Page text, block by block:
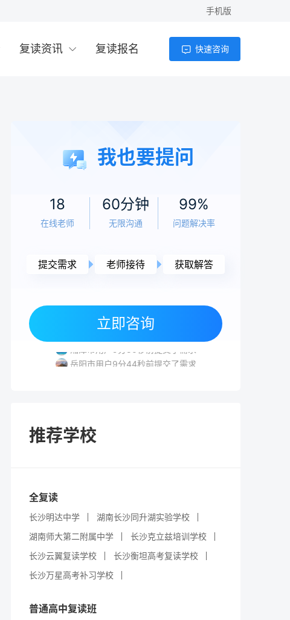
手机版
复读资讯 复读报名 快速咨询
我也要提问
18
在线老师
60分钟
无限沟通
99%
问题解决率
提交需求 老师接待 获取解答
立即咨询
株洲市用户2分53秒前提交了需求
湘潭市用户4分8秒前提交了需求
湘潭市用户9分50秒前提交了需求
岳阳市用户9分44秒前提交了需求
推荐学校
全复读
长沙明达中学
湖南长沙同升湖实验学校
湖南师大第二附属中学
长沙克立兹培训学校
长沙云翼复读学校
长沙衡坦高考复读学校
长沙万星高考补习学校
普通高中复读班